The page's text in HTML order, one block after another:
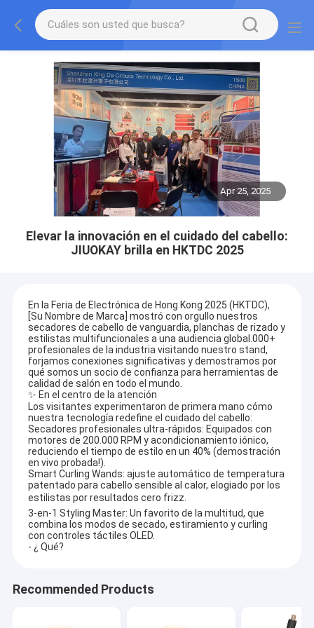
Apr 25, 2025
Elevar la innovación en el cuidado del cabello:
JIUOKAY brilla en HKTDC 2025
En la Feria de Electrónica de Hong Kong 2025 (HKTDC),
[Su Nombre de Marca] mostró con orgullo nuestros
secadores de cabello de vanguardia, planchas de rizado y
estilistas multifuncionales a una audiencia global.000+
profesionales de la industria visitando nuestro stand,
forjamos conexiones significativas y demostramos por
qué somos un socio de confianza para herramientas de
calidad de salón en todo el mundo.
✨ En el centro de la atención
Los visitantes experimentaron de primera mano cómo
nuestra tecnología redefine el cuidado del cabello:
Secadores profesionales ultra-rápidos: Equipados con
motores de 200.000 RPM y acondicionamiento iónico,
reduciendo el tiempo de estilo en un 40% (demostración
en vivo probada!).
Smart Curling Wands: ajuste automático de temperatura
patentado para cabello sensible al calor, elogiado por los
estilistas por resultados cero frizz.
3-en-1 Styling Master: Un favorito de la multitud, que
combina los modos de secado, estiramiento y curling
con controles táctiles OLED.
- ¿ Qué?
Recommended Products